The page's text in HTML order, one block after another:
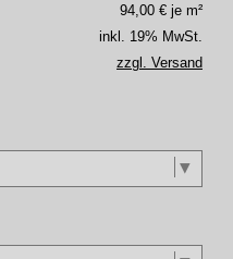
94,00 € je m²
inkl. 19% MwSt.
zzgl. Versand